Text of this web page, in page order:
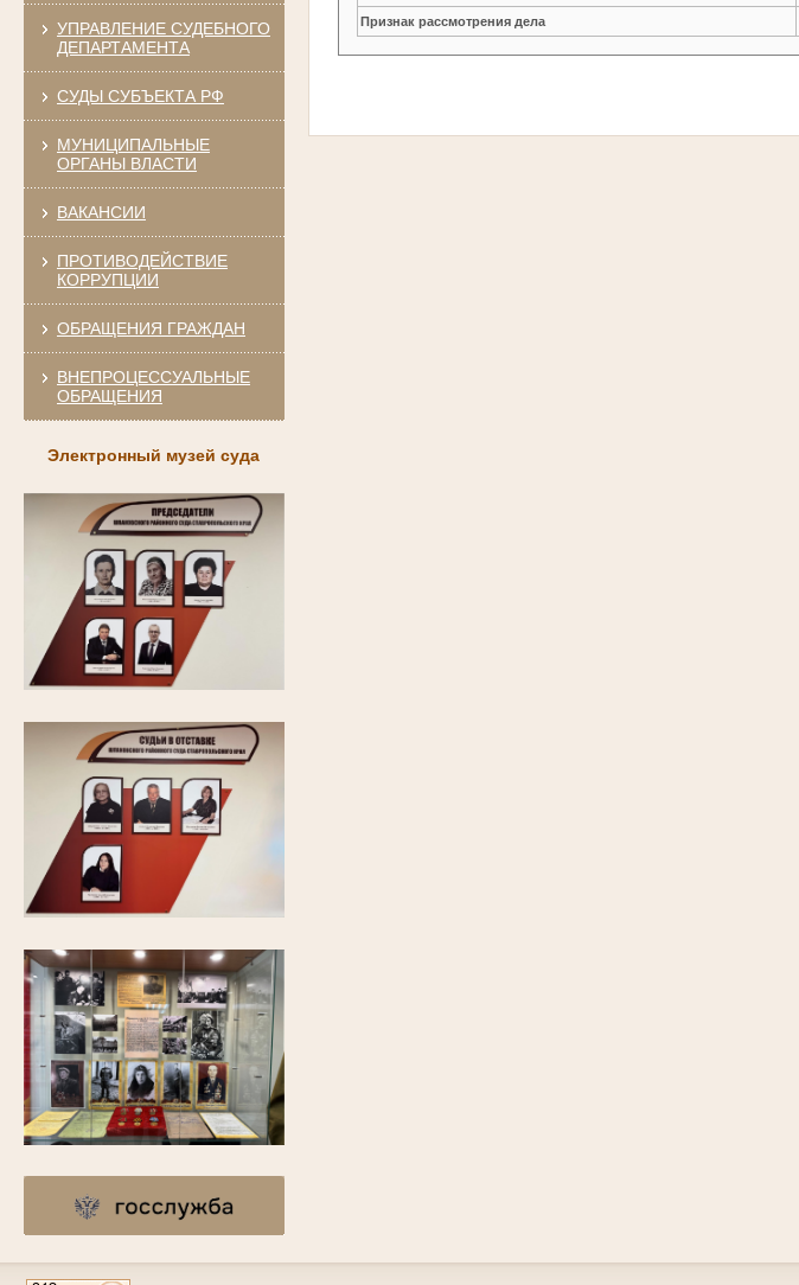
УПРАВЛЕНИЕ СУДЕБНОГО
ДЕПАРТАМЕНТА
СУДЫ СУБЪЕКТА РФ
МУНИЦИПАЛЬНЫЕ
ОРГАНЫ ВЛАСТИ
ВАКАНСИИ
ПРОТИВОДЕЙСТВИЕ
КОРРУПЦИИ
ОБРАЩЕНИЯ ГРАЖДАН
ВНЕПРОЦЕССУАЛЬНЫЕ
ОБРАЩЕНИЯ
Электронный музей суда
Признак рассмотрения дела